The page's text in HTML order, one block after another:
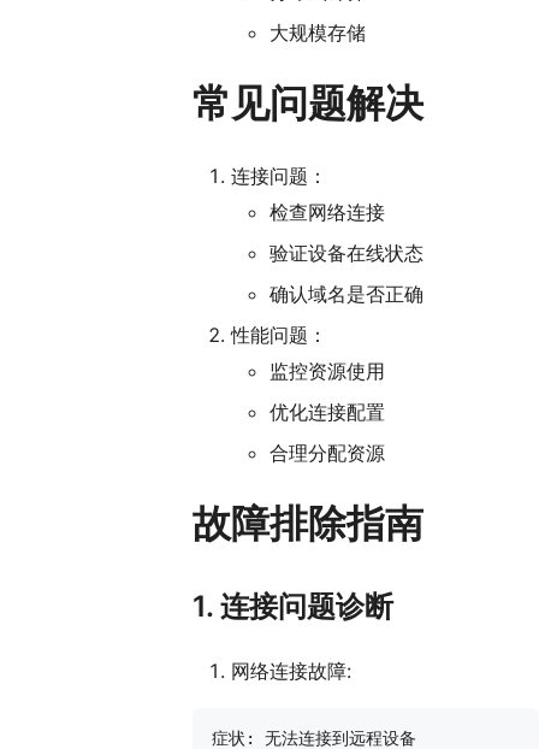
大规模存储
常见问题解决
连接问题：
检查网络连接
验证设备在线状态
确认域名是否正确
性能问题：
监控资源使用
优化连接配置
合理分配资源
故障排除指南
1. 连接问题诊断
网络连接故障:
症状: 无法连接到远程设备